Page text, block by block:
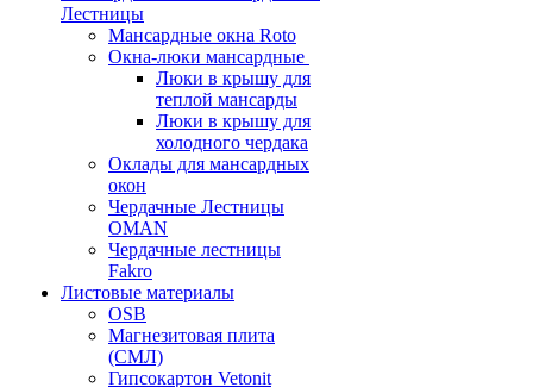
Лестницы
Мансардные окна Roto
Окна-люки мансардные
Люки в крышу для
теплой мансарды
Люки в крышу для
холодного чердака
Оклады для мансардных
окон
Чердачные Лестницы
OMAN
Чердачные лестницы
Fakro
Листовые материалы
OSB
Магнезитовая плита
(СМЛ)
Гипсокартон Vetonit